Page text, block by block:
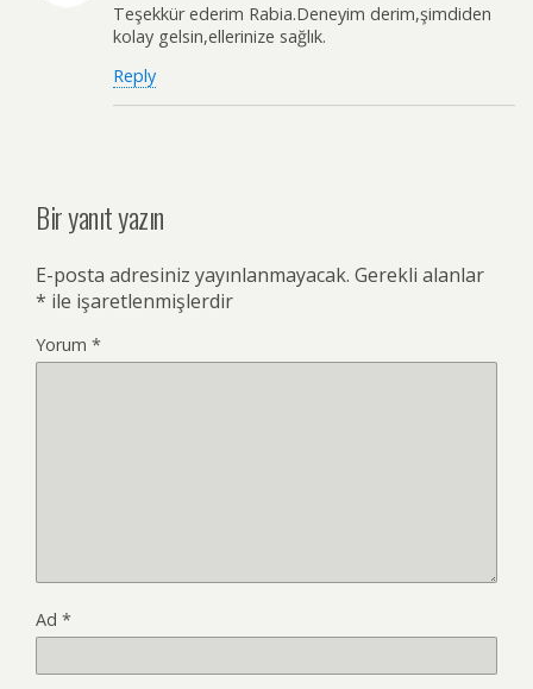
Teşekkür ederim Rabia.Deneyim derim,şimdiden
kolay gelsin,ellerinize sağlık.
Reply
Bir yanıt yazın
E-posta adresiniz yayınlanmayacak. Gerekli alanlar
* ile işaretlenmişlerdir
Yorum *
Ad *